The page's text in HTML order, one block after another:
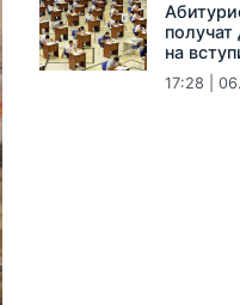
на
17:28 |